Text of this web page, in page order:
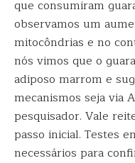
que consumiram
observamos um
mitocôndrias e no
nós vimos que o
adiposo marrom e
mecanismos seja via
pesquisador. Vale
passo inicial. Testes
necessários para